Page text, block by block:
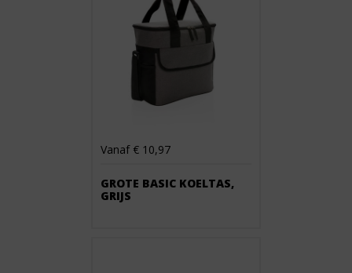
Vanaf € 10,97
GROTE BASIC KOELTAS,
GRIJS